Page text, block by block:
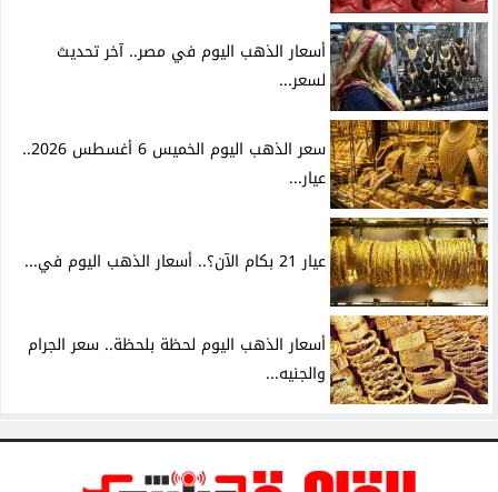
أسعار الذهب اليوم في مصر.. آخر تحديث
لسعر...
سعر الذهب اليوم الخميس 6 أغسطس 2026..
عيار...
عيار 21 بكام الآن؟.. أسعار الذهب اليوم في...
أسعار الذهب اليوم لحظة بلحظة.. سعر الجرام
والجنيه...